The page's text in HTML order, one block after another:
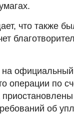
что также
на
операции по
об